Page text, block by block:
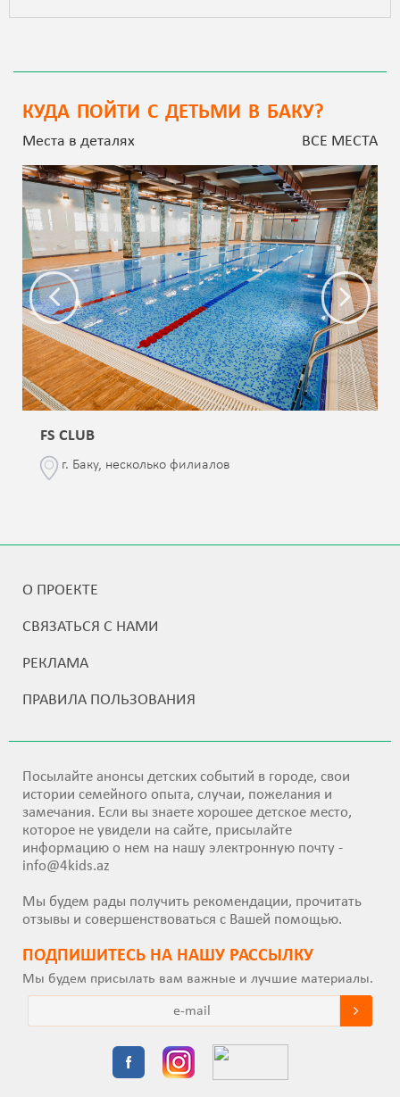
КУДА ПОЙТИ С ДЕТЬМИ В БАКУ?
Места в деталях ВСЕ МЕСТА
FS CLUB
г. Баку, несколько филиалов
О ПРОЕКТЕ
СВЯЗАТЬСЯ С НАМИ
РЕКЛАМА
ПРАВИЛА ПОЛЬЗОВАНИЯ
Посылайте анонсы детских событий в городе, свои
истории семейного опыта, случаи, пожелания и
замечания. Если вы знаете хорошее детское место,
которое не увидели на сайте, присылайте
информацию о нем на нашу электронную почту -
info@4kids.az
Мы будем рады получить рекомендации, прочитать
отзывы и совершенствоваться с Вашей помощью.
ПОДПИШИТEСЬ НА НАШУ РАССЫЛКУ
Мы будем присылать вам важные и лучшие материалы.